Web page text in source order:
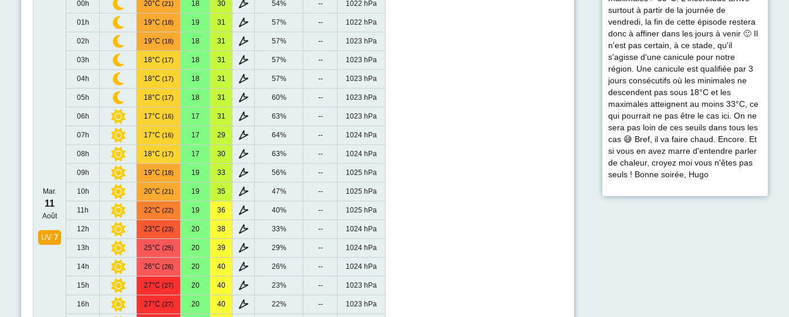
Mar.
11
Août
UV 7
00h 20°C (21) 18 30 54% -- 1022 hPa
01h 19°C (18) 19 31 57% -- 1022 hPa
02h 19°C (18) 18 31 57% -- 1023 hPa
03h 18°C (17) 18 31 57% -- 1023 hPa
04h 18°C (17) 18 31 57% -- 1023 hPa
05h 18°C (17) 18 31 60% -- 1023 hPa
06h 17°C (16) 17 31 63% -- 1023 hPa
07h 17°C (16) 17 29 64% -- 1024 hPa
08h 18°C (17) 17 30 63% -- 1024 hPa
09h 19°C (18) 19 33 56% -- 1025 hPa
10h 20°C (21) 19 35 47% -- 1025 hPa
11h 22°C (22) 19 36 40% -- 1025 hPa
12h 23°C (23) 20 38 33% -- 1024 hPa
13h 25°C (25) 20 39 29% -- 1024 hPa
14h 26°C (26) 20 40 26% -- 1024 hPa
15h 27°C (27) 20 40 23% -- 1023 hPa
16h 27°C (27) 20 40 22% -- 1023 hPa
surtout à partir de la journée de
vendredi, la fin de cette épisode restera
donc à affiner dans les jours à venir 🙂 Il
n'est pas certain, à ce stade, qu'il
s'agisse d'une canicule pour notre
région. Une canicule est qualifiée par 3
jours consécutifs où les minimales ne
descendent pas sous 18°C et les
maximales atteignent au moins 33°C, ce
qui pourrait ne pas être le cas ici. On ne
sera pas loin de ces seuils dans tous les
cas 😅 Bref, il va faire chaud. Encore. Et
si vous en avez marre d'entendre parler
de chaleur, croyez moi vous n'êtes pas
seuls ! Bonne soirée, Hugo